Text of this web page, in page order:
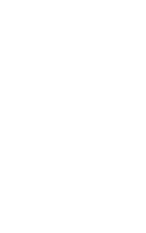
formação e investigação
de família
continuados